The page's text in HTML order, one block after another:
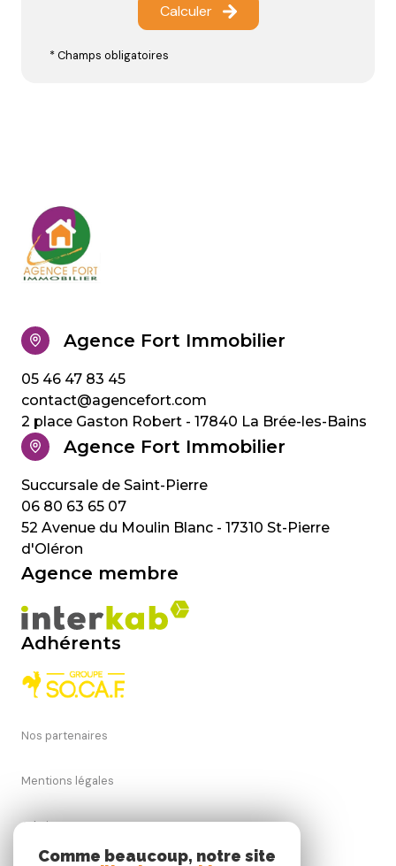
Calculer
* Champs obligatoires
Agence Fort Immobilier
05 46 47 83 45
contact@agencefort.com
2 place Gaston Robert - 17840 La Brée-les-Bains
Agence Fort Immobilier
06 80 63 65 07
52 Avenue du Moulin Blanc - 17310 St-Pierre
d'Oléron
Agence membre
Adhérents
Nos partenaires
Mentions légales
Admin
Comme beaucoup, notre site